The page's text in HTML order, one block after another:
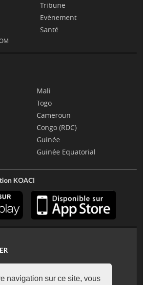
navigation sur ce site, vous
Tribune
Evènement
Santé
Mali
Togo
Cameroun
Congo (RDC)
Guinée
Guinée Equatorial
KOACI